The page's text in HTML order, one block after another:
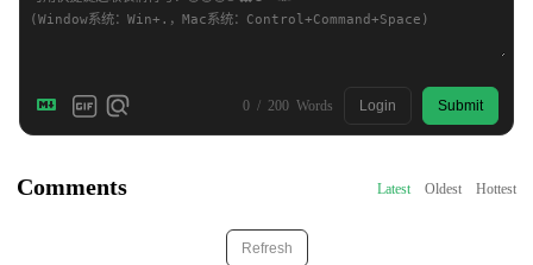
0 / 200 Words Login Submit
Comments Latest Oldest Hottest
Refresh